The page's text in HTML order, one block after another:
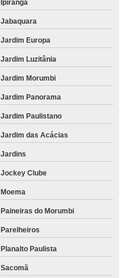
Ipiranga
Jabaquara
Jardim Europa
Jardim Luzitânia
Jardim Morumbi
Jardim Panorama
Jardim Paulistano
Jardim das Acácias
Jardins
Jockey Clube
Moema
Paineiras do Morumbi
Parelheiros
Planalto Paulista
Sacomã